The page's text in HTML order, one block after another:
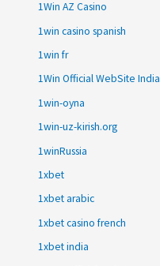
1Win AZ Casino
1win casino spanish
1win fr
1Win Official WebSite India
1win-oyna
1win-uz-kirish.org
1winRussia
1xbet
1xbet arabic
1xbet casino french
1xbet india